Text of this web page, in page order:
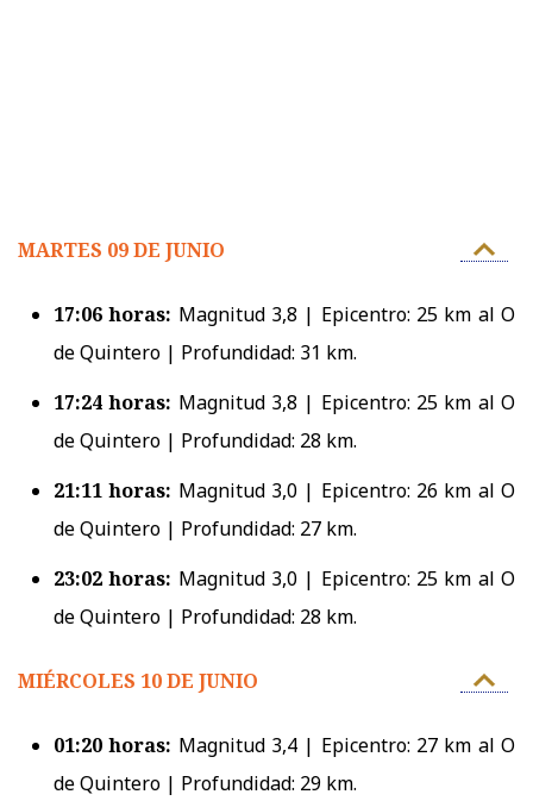
MARTES 09 DE JUNIO
17:06 horas: Magnitud 3,8 | Epicentro: 25 km al O
de Quintero | Profundidad: 31 km.
17:24 horas: Magnitud 3,8 | Epicentro: 25 km al O
de Quintero | Profundidad: 28 km.
21:11 horas: Magnitud 3,0 | Epicentro: 26 km al O
de Quintero | Profundidad: 27 km.
23:02 horas: Magnitud 3,0 | Epicentro: 25 km al O
de Quintero | Profundidad: 28 km.
MIÉRCOLES 10 DE JUNIO
01:20 horas: Magnitud 3,4 | Epicentro: 27 km al O
de Quintero | Profundidad: 29 km.